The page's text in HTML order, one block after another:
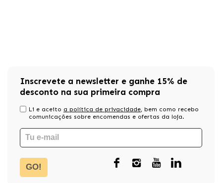
Inscrevete a newsletter e ganhe 15% de
desconto na sua primeira compra
Li e aceito a política de privacidade, bem como recebo
comunicações sobre encomendas e ofertas da loja.
GO!